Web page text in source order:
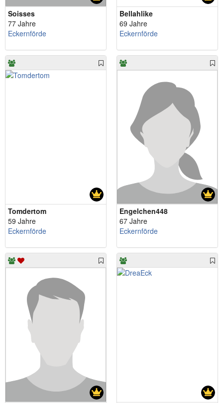
Soisses
77 Jahre
Eckernförde
Bellahlike
69 Jahre
Eckernförde
Tomdertom
59 Jahre
Eckernförde
Engelchen448
67 Jahre
Eckernförde